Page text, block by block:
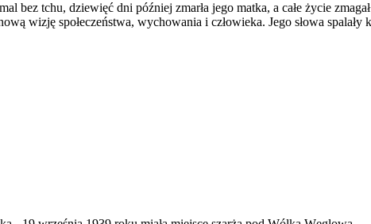
bez tchu, dziewięć dni później zmarła jego matka, a całe życie
wizję społeczeństwa, wychowania i człowieka. Jego słowa